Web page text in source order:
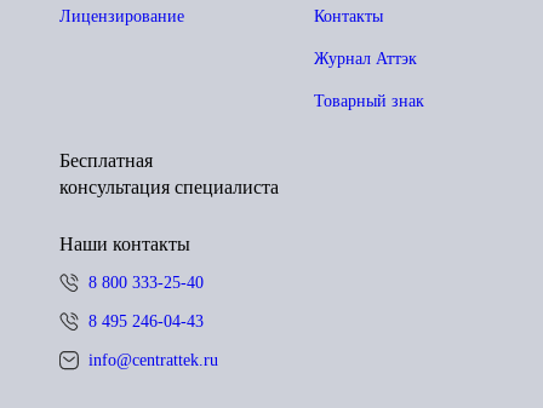
Контакты
Журнал Аттэк
Товарный знак
Лицензирование
Бесплатная
консультация специалиста
Наши контакты
8 800 333-25-40
8 495 246-04-43
info@centrattek.ru